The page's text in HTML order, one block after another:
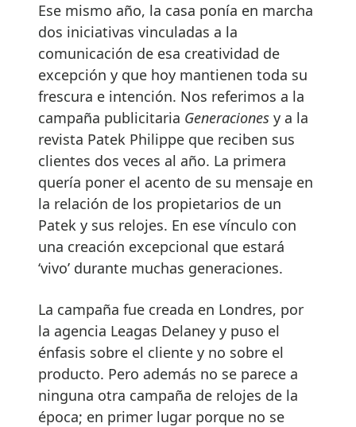
Ese mismo año, la casa ponía en marcha
dos iniciativas vinculadas a la
comunicación de esa creatividad de
excepción y que hoy mantienen toda su
frescura e intención. Nos referimos a la
campaña publicitaria Generaciones y a la
revista Patek Philippe que reciben sus
clientes dos veces al año. La primera
quería poner el acento de su mensaje en
la relación de los propietarios de un
Patek y sus relojes. En ese vínculo con
una creación excepcional que estará
‘vivo’ durante muchas generaciones.
La campaña fue creada en Londres, por
la agencia Leagas Delaney y puso el
énfasis sobre el cliente y no sobre el
producto. Pero además no se parece a
ninguna otra campaña de relojes de la
época; en primer lugar porque no se